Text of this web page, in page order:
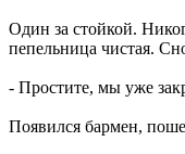
Один за стойкой.
пепельница чистая.
- Простите, мы уже
Появился бармен,